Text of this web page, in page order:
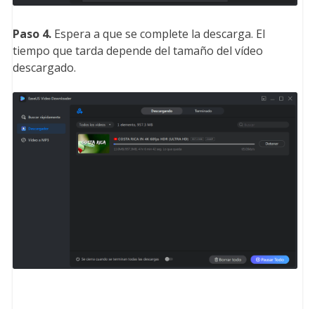
Paso 4. Espera a que se complete la descarga. El
tiempo que tarda depende del tamaño del vídeo
descargado.